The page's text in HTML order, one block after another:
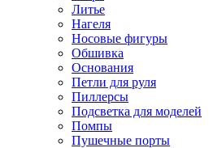
Литье
Нагеля
Носовые фигуры
Обшивка
Основания
Петли для руля
Пиллерсы
Подсветка для моделей
Помпы
Пушечные порты